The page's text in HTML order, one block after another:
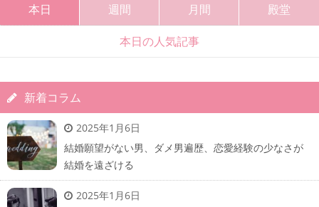
本日 週間 月間 殿堂
本日の人気記事
新着コラム
2025年1月6日
結婚願望がない男、ダメ男遍歴、恋愛経験の少なさが
結婚を遠ざける
2025年1月6日